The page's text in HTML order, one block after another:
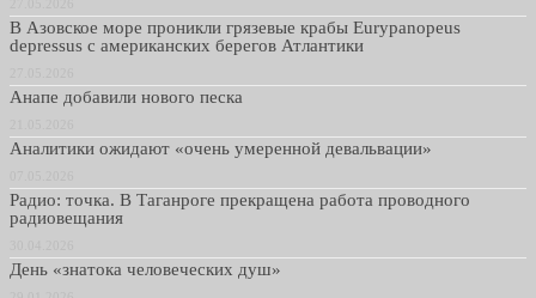
В Азовское море проникли грязевые крабы Eurypanopeus
depressus с американских берегов Атлантики
Анапе добавили нового песка
Аналитики ожидают «очень умеренной девальвации»
Радио: точка. В Таганроге прекращена работа проводного
радиовещания
День «знатока человеческих душ»